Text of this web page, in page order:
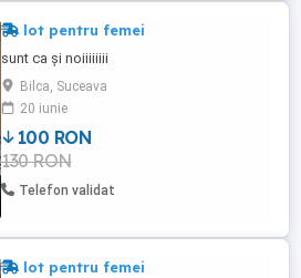
lot pentru femei
sunt ca și noiiiiiiii
Bilca, Suceava
20 iunie
100 RON
130 RON
Telefon validat
lot pentru femei